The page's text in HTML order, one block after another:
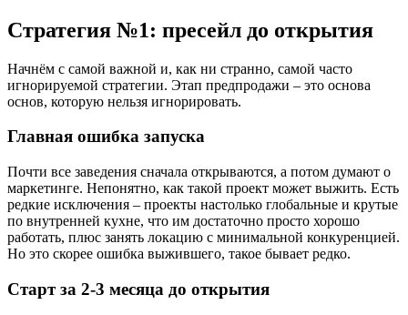
Стратегия №1: пресейл до открытия
Начнём с самой важной и, как ни странно, самой часто
игнорируемой стратегии. Этап предпродажи – это основа
основ, которую нельзя игнорировать.
Главная ошибка запуска
Почти все заведения сначала открываются, а потом думают о
маркетинге. Непонятно, как такой проект может выжить. Есть
редкие исключения – проекты настолько глобальные и крутые
по внутренней кухне, что им достаточно просто хорошо
работать, плюс занять локацию с минимальной конкуренцией.
Но это скорее ошибка выжившего, такое бывает редко.
Старт за 2-3 месяца до открытия